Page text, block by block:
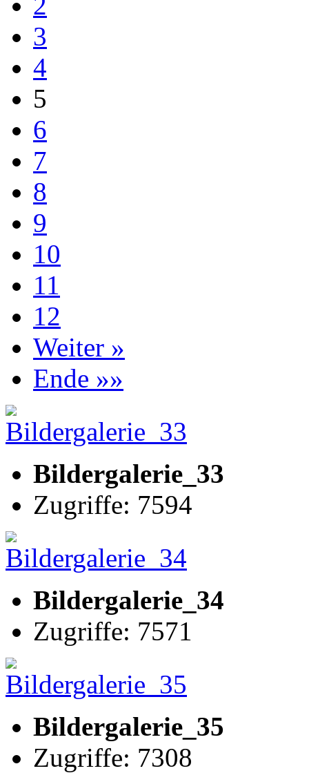
3
4
5
6
7
8
9
10
11
12
Weiter »
Ende »»
Bildergalerie_33
Zugriffe: 7594
Bildergalerie_34
Zugriffe: 7571
Bildergalerie_35
Zugriffe: 7308